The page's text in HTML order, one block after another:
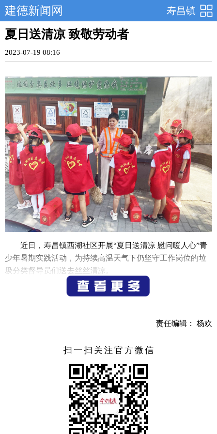
寿昌镇
建德新闻网
夏日送清凉 致敬劳动者
2023-07-19 08:16
近日，寿昌镇西湖社区开展“夏日送清凉 慰问暖人心”青
少年暑期实践活动，为持续高温天气下仍坚守工作岗位的垃
圾分类督导员们送去丝丝清凉。
活动中，社区志愿者和小学生们把准备好的礼物送到垃
西湖社区开展此次送清凉活动，希望在炎热的夏天为垃
到来自社会的尊重和关爱，同时也希望在言传身教中让青少
年养成自觉爱护环境的良好习惯，为共建美丽家园贡献自己
（通讯员 苏思思）
责任编辑： 杨欢
扫一扫关注官方微信